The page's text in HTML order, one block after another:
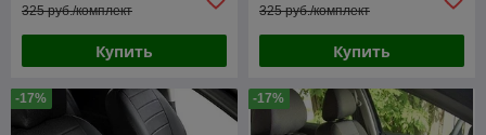
325 руб./комплект
Купить
325 руб./комплект
Купить
-17% -17%